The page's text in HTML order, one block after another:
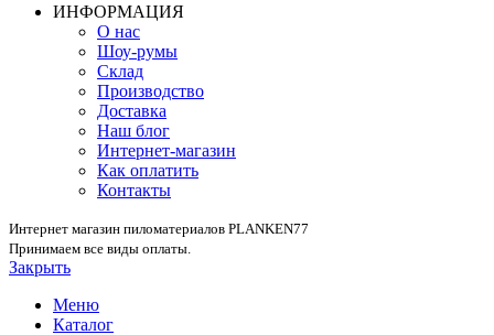
ИНФОРМАЦИЯ
О нас
Шоу-румы
Склад
Производство
Доставка
Наш блог
Интернет-магазин
Как оплатить
Контакты
Интернет магазин пиломатериалов PLANKEN77
Принимаем все виды оплаты.
Закрыть
Меню
Каталог